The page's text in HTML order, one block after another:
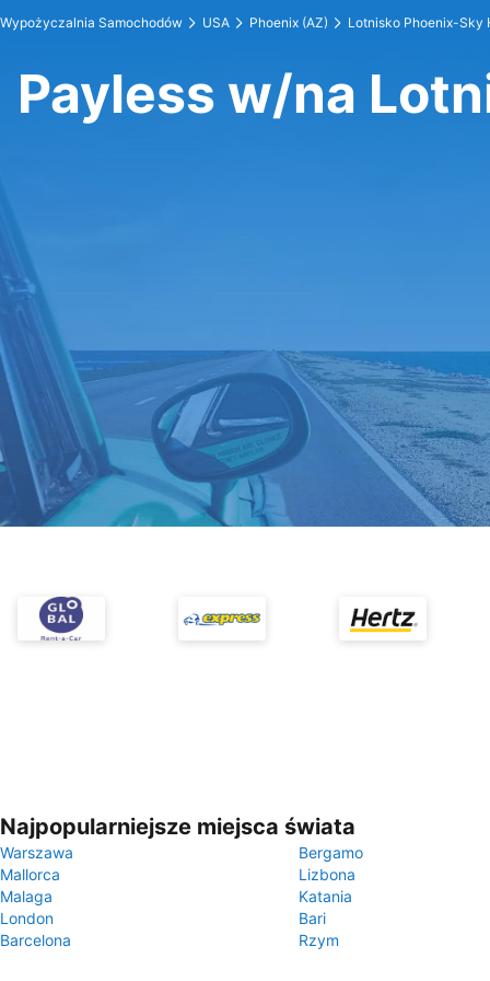
Wypożyczalnia Samochodów USA Phoenix (AZ) Lotnisko Phoenix-Sky
Payless w/na
Najpopularniejsze miejsca świata
Warszawa
Bergamo
Mallorca
Lizbona
Malaga
Katania
London
Bari
Barcelona
Rzym